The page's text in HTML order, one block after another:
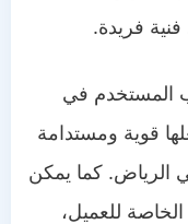
فريدة.
المستخدم في
قوية ومستدامة
الرياض. كما يمكن
للعميل،